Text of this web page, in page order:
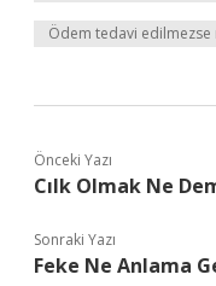
Ödem tedavi edilmezse
Önceki Yazı
Cılk Olmak Ne
Sonraki Yazı
Feke Ne Anlama